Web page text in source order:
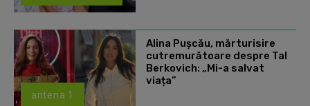
antena 1
Alina Pușcău, mărturisire
cutremurătoare despre Tal
Berkovich: „Mi-a salvat
viața”